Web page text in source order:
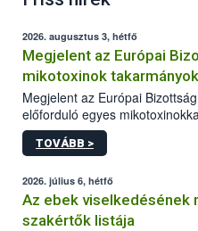
2026. augusztus 3, hétfő
Megjelent az Európai
mikotoxinok
Megjelent az Európai
előforduló egyes
2027-től új irányértékek
hatályos uniós ajánlások
TOVÁBB >
2026. július 6, hétfő
Az ebek viselkedésének
szakértők listája